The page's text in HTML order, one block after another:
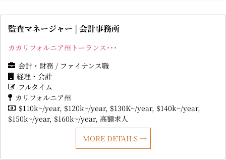
監査マネージャー | 会計事務所
カカリフォルニア州トーランス･･･
会計・財務 / ファイナンス職
経理・会計
フルタイム
カリフォルニア州
$110k~/year $120k~/year $130K~/year $140k~/year
$150k~/year $160k~/year 高額求人
MORE DETAILS